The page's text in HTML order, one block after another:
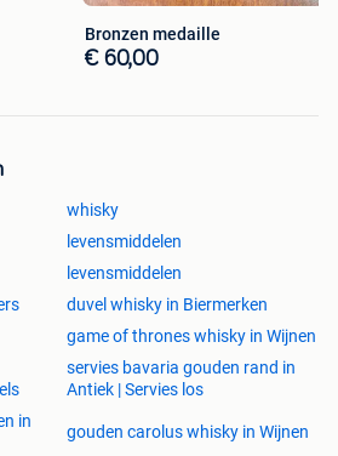
Bronzen medaille
€ 60,00
whisky
levensmiddelen
levensmiddelen
duvel whisky in Biermerken
game of thrones whisky in Wijnen
servies bavaria gouden rand in
Antiek | Servies los
in
gouden carolus whisky in Wijnen